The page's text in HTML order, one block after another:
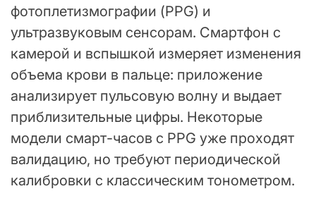
фотоплетизмографии (PPG) и
ультразвуковым сенсорам. Смартфон с
камерой и вспышкой измеряет изменения
объема крови в пальце: приложение
анализирует пульсовую волну и выдает
приблизительные цифры. Некоторые
модели смарт-часов с PPG уже проходят
валидацию, но требуют периодической
калибровки с классическим тонометром.